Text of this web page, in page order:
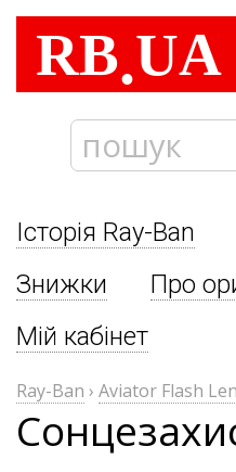
RB.UA
Історія Ray-Ban
Знижки
Про
Мій кабінет
Ray-Ban › Aviator Flash